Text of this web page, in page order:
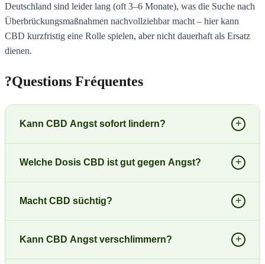
Deutschland sind leider lang (oft 3–6 Monate), was die Suche nach
Überbrückungsmaßnahmen nachvollziehbar macht – hier kann
CBD kurzfristig eine Rolle spielen, aber nicht dauerhaft als Ersatz
dienen.
?Questions Fréquentes
Kann CBD Angst sofort lindern? +
Welche Dosis CBD ist gut gegen Angst? +
Macht CBD süchtig? +
Kann CBD Angst verschlimmern? +